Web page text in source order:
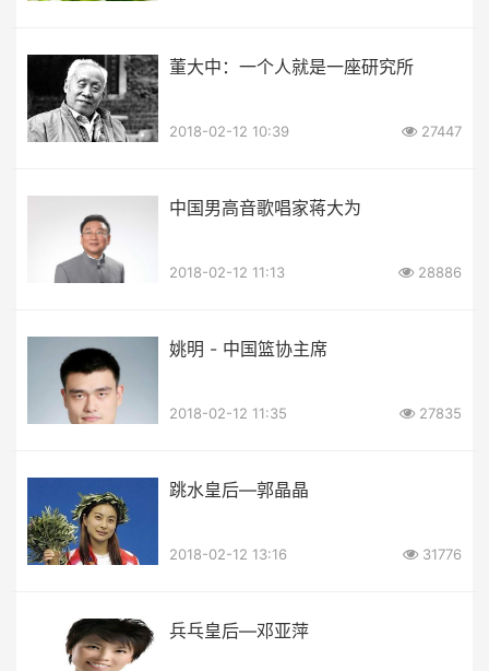
董大中：一个人就是一座研究所
2018-02-12 10:39 27447
中国男高音歌唱家蒋大为
2018-02-12 11:13 28886
姚明 - 中国篮协主席
2018-02-12 11:35 27835
跳水皇后—郭晶晶
2018-02-12 13:16 31776
兵乓皇后—邓亚萍